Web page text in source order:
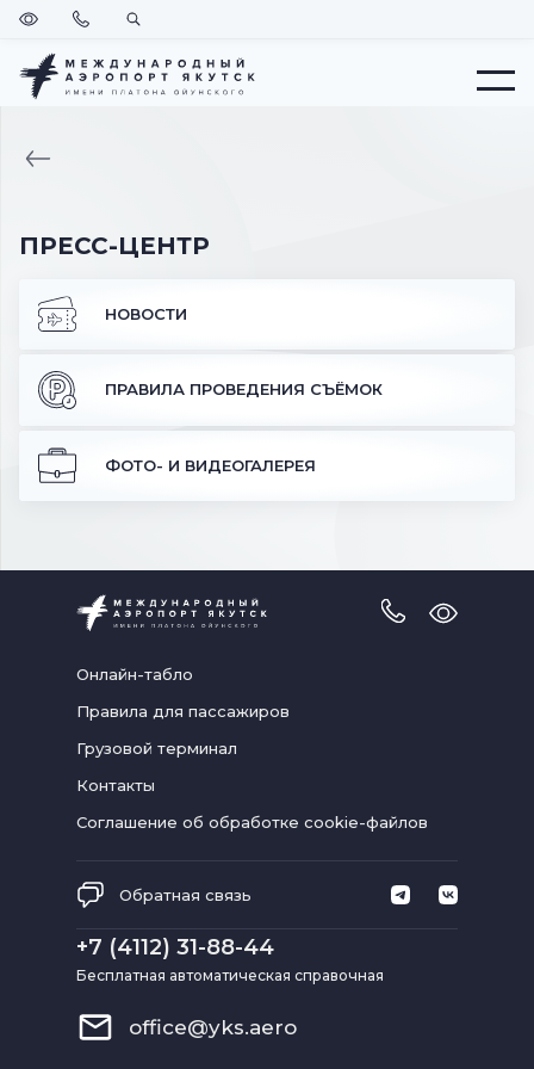
Меню
Версия
слабовидящих
ПозвонитьПоиск
ВЕРНУТЬСЯ
ПРЕСС-ЦЕНТР
НОВОСТИ
ПРАВИЛА ПРОВЕДЕНИЯ СЪЁМОК
ФОТО- И ВИДЕОГАЛЕРЕЯ
Версия
Онлайн-табло
Правила для пассажиров
Грузовой терминал
Контакты
Соглашение об обработке cookie-файлов
Обратная связь
+7 (4112) 31-88-44
Бесплатная автоматическая справочная
office@yks.aero